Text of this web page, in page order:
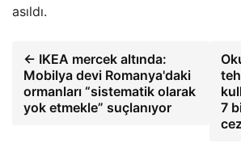
asıldı.
← IKEA mercek altında:
Mobilya devi Romanya'daki
ormanları “sistematik olarak
yok etmekle” suçlanıyor
7